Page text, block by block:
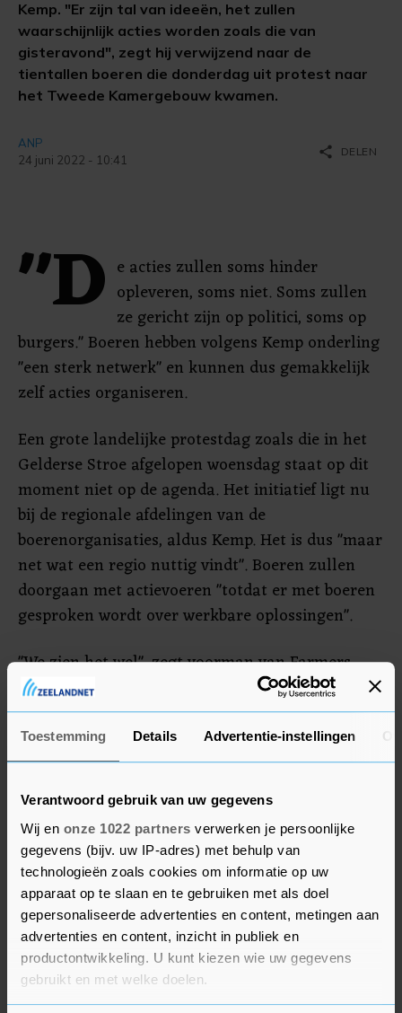
Toestemming Details Advertentie-instellingen
Verantwoord gebruik van uw gegevens
Wij en onze 1022 partners verwerken je persoonlijke
gegevens (bijv. uw IP-adres) met behulp van
technologieën zoals cookies om informatie op uw
apparaat op te slaan en te gebruiken met als doel
gepersonaliseerde advertenties en content, metingen aan
advertenties en content, inzicht in publiek en
productontwikkeling. U kunt kiezen wie uw gegevens
gebruikt en met welke doelen.
Kemp. "Er zijn tal van ideeën, het zullen
waarschijnlijk acties worden zoals die van
gisteravond", zegt hij verwijzend naar de
tientallen boeren die donderdag uit protest naar
het Tweede Kamergebouw kwamen.
ANP
24 juni 2022 - 10:41
share DELEN
"D e acties zullen soms hinder
opleveren, soms niet. Soms zullen
ze gericht zijn op politici, soms op
burgers." Boeren hebben volgens Kemp onderling
"een sterk netwerk" en kunnen dus gemakkelijk
zelf acties organiseren.
Een grote landelijke protestdag zoals die in het
Gelderse Stroe afgelopen woensdag staat op dit
moment niet op de agenda. Het initiatief ligt nu
bij de regionale afdelingen van de
boerenorganisaties, aldus Kemp. Het is dus "maar
net wat een regio nuttig vindt". Boeren zullen
doorgaan met actievoeren "totdat er met boeren
gesproken wordt over werkbare oplossingen".
"We zien het wel", zegt voorman van Farmers
Defence Force (FDF) Mark van den Oever over de
plannen van de boeren. Zijn organisatie hanteert
momenteel een "radiostilte". We gaan even niet
met media praten, we gaan met niemand praten."